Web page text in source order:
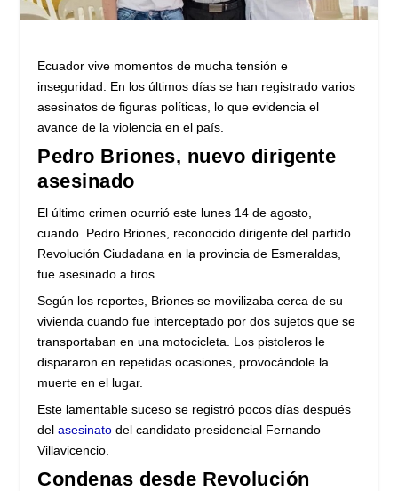
Ecuador vive momentos de mucha tensión e
inseguridad. En los últimos días se han registrado varios
asesinatos de figuras políticas, lo que evidencia el
avance de la violencia en el país.
Pedro Briones, nuevo dirigente
asesinado
El último crimen ocurrió este lunes 14 de agosto,
cuando Pedro Briones, reconocido dirigente del partido
Revolución Ciudadana en la provincia de Esmeraldas,
fue asesinado a tiros.
Según los reportes, Briones se movilizaba cerca de su
vivienda cuando fue interceptado por dos sujetos que se
transportaban en una motocicleta. Los pistoleros le
dispararon en repetidas ocasiones, provocándole la
muerte en el lugar.
Este lamentable suceso se registró pocos días después
delasesinato del candidato presidencial Fernando
Villavicencio.
Condenas desde Revolución